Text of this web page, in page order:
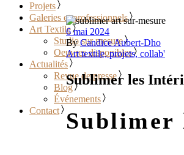
Projets
Galeries et professionnels
Art Textile
Studio sur mesure
Oeuvres disponibles
Actualités
Revue de presse
Blog
Événements
Contact
6 mai 2024
By Candice Aubert-Dho
Art textile, projets, collab'
Sublimer les
Sublimer